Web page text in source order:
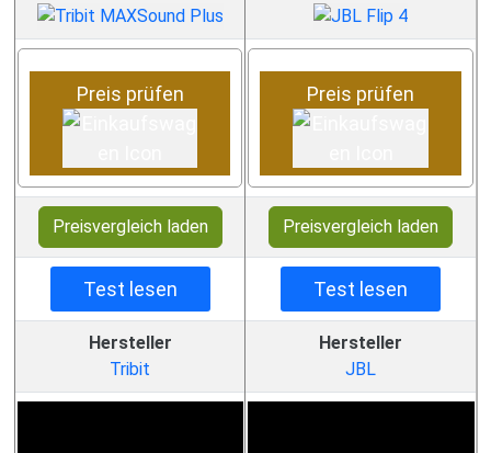
Preis prüfen Preis prüfen
Preisvergleich laden Preisvergleich laden
Test lesen Test lesen
Hersteller
Tribit
Hersteller
JBL